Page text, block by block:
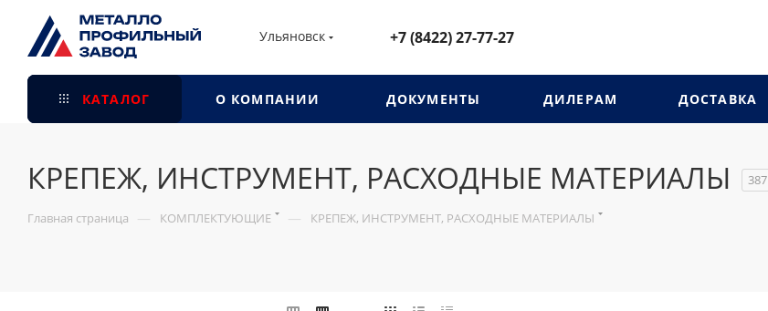
Ульяновск +7 (8422) 27-77-27
КАТАЛОГ О КОМПАНИИ ДОКУМЕНТЫ ДИЛЕРАМ ДОСТАВКА
КРЕПЕЖ, ИНСТРУМЕНТ, РАСХОДНЫЕ МАТЕРИАЛЫ 387
Главная страница — КОМПЛЕКТУЮЩИЕ — КРЕПЕЖ, ИНСТРУМЕНТ, РАСХОДНЫЕ МАТЕРИАЛЫ